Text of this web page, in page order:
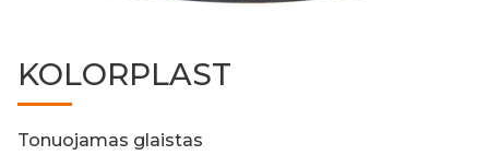
KOLORPLAST
Tonuojamas glaistas